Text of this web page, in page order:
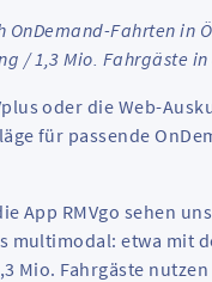
Fahrten in
/ 1,3 Mio. Fahrgäste
oder die Web-
für passende
App RMVgo sehen
etwa mit
Fahrgäste